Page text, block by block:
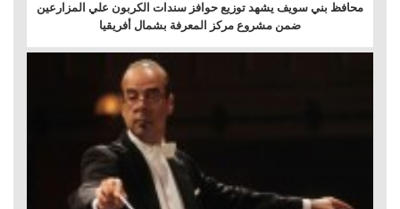
محافظ بني سويف يشهد توزيع حوافز سندات الكربون علي المزارعين
ضمن مشروع مركز المعرفة بشمال أفريقيا